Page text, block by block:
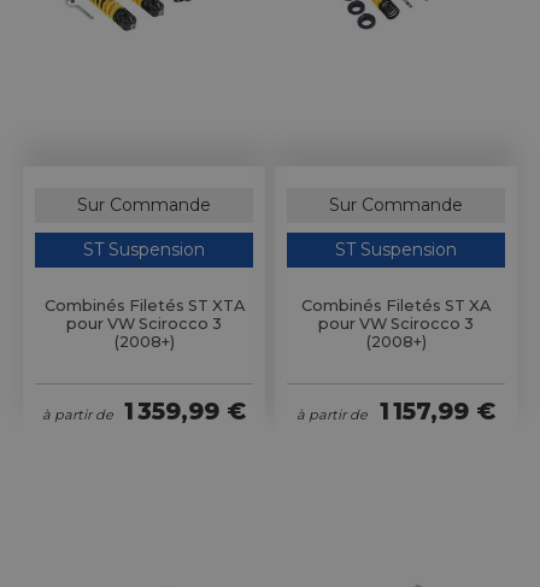
Sur Commande
ST Suspension
Combinés Filetés ST XTA
pour VW Scirocco 3
(2008+)
à partir de 1 359,99 €
Sur Commande
ST Suspension
Combinés Filetés ST XA
pour VW Scirocco 3
(2008+)
à partir de 1 157,99 €